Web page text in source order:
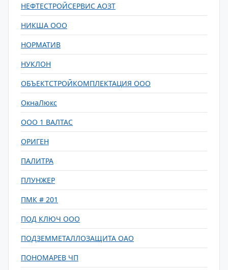
НЕФТЕСТРОЙСЕРВИС АОЗТ
НИКША ООО
НОРМАТИВ
НУКЛОН
ОБЪЕКТСТРОЙКОМПЛЕКТАЦИЯ ООО
ОкнаЛюкс
ООО 1 ВАЛТАС
ОРИГЕН
ПАЛИТРА
ПЛУНЖЕР
ПМК # 201
ПОД КЛЮЧ ООО
ПОДЗЕММЕТАЛЛОЗАЩИТА ОАО
ПОНОМАРЕВ ЧП